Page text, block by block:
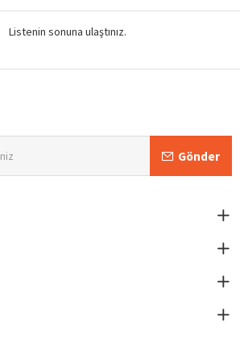
Listenin sonuna ulaştınız.
Gönder